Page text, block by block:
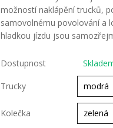
možností naklápění trucků,
samovolnému povolování a
hladkou jízdu jsou
Dostupnost
Trucky
Kolečka